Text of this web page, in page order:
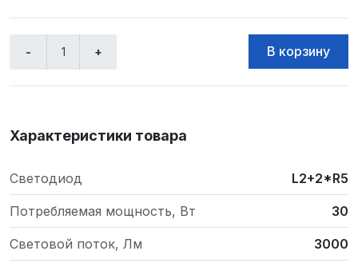
Характеристики товара
Светодиод L2+2*R5
Потребляемая мощность, Вт 30
Световой поток, Лм 3000